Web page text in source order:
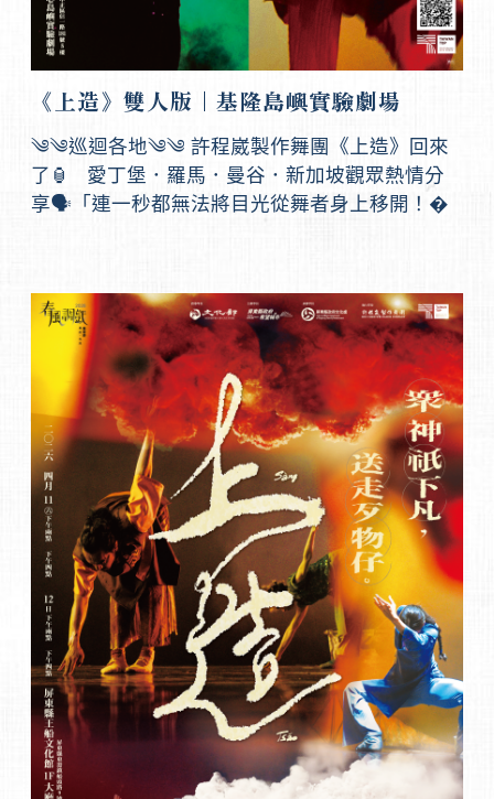
《上造》雙人版｜基隆島嶼實驗劇場
༄༄巡迴各地༄༄ 許程崴製作舞團《上造》回來
了🏮 愛丁堡．羅馬．曼谷．新加坡觀眾熱情分
享🗣️「連一秒都無法將目光從舞者身上移開！�